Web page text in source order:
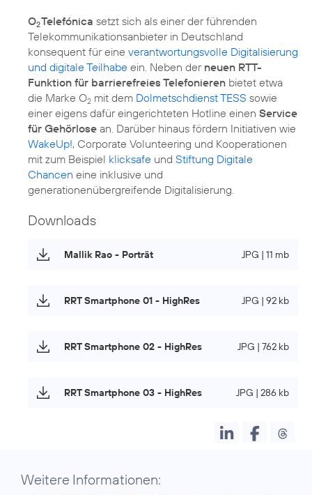
O2Telefónica setzt sich als einer der führenden
Telekommunikationsanbieter in Deutschland
konsequent für eine verantwortungsvolle Digitalisierung
und digitale Teilhabe ein. Neben der neuen RTT-
Funktion für barrierefreies Telefonieren bietet etwa
die Marke O2 mit dem Dolmetschdienst TESS sowie
einer eigens dafür eingerichteten Hotline einen Service
für Gehörlose an. Darüber hinaus fördern Initiativen wie
WakeUp!, Corporate Volunteering und Kooperationen
mit zum Beispiel klicksafe und Stiftung Digitale
Chancen eine inklusive und
generationenübergreifende Digitalisierung.
Downloads
Mallik Rao - Porträt JPG | 11 mb
RRT Smartphone 01 - HighRes JPG | 92 kb
RRT Smartphone 02 - HighRes JPG | 762 kb
RRT Smartphone 03 - HighRes JPG | 286 kb
Weitere Informationen: